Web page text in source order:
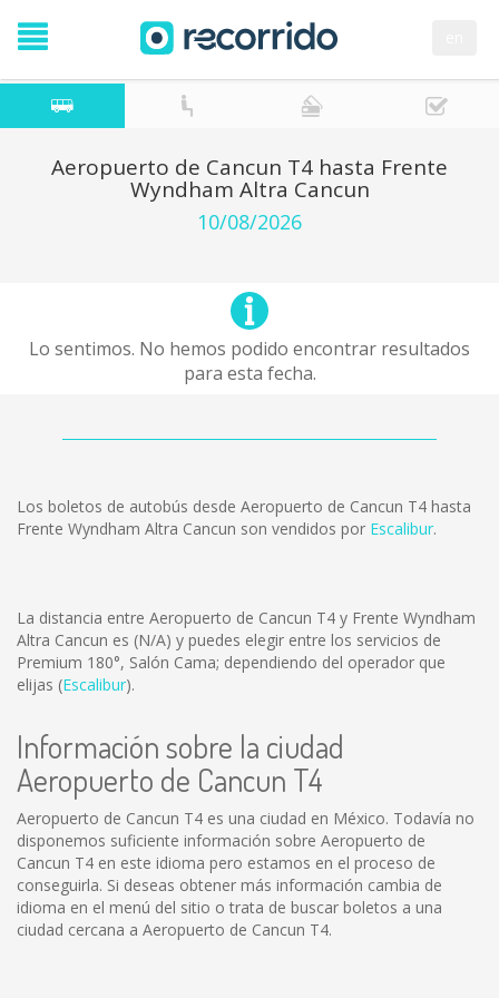
Aeropuerto de Cancun T4 hasta Frente
Wyndham Altra Cancun
10/08/2026
Lo sentimos. No hemos podido encontrar resultados
para esta fecha.
Los boletos de autobús desde Aeropuerto de Cancun T4 hasta
Frente Wyndham Altra Cancun son vendidos por Escalibur.
La distancia entre Aeropuerto de Cancun T4 y Frente Wyndham
Altra Cancun es (N/A) y puedes elegir entre los servicios de
Premium 180°, Salón Cama; dependiendo del operador que
elijas (Escalibur).
Información sobre la ciudad
Aeropuerto de Cancun T4
Aeropuerto de Cancun T4 es una ciudad en México. Todavía no
disponemos suficiente información sobre Aeropuerto de
Cancun T4 en este idioma pero estamos en el proceso de
conseguirla. Si deseas obtener más información cambia de
idioma en el menú del sitio o trata de buscar boletos a una
ciudad cercana a Aeropuerto de Cancun T4.